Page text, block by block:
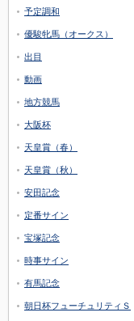
予定調和
優駿牝馬（オークス）
出目
動画
地方競馬
大阪杯
天皇賞（春）
天皇賞（秋）
安田記念
定番サイン
宝塚記念
時事サイン
有馬記念
朝日杯フューチュリティＳ